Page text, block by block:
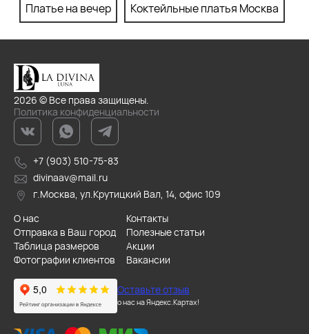
Платье на вечер Коктейльные платья Москва
2026 © Все права защищены.
Политика конфиденциальности
+7 (903) 510-75-83
divinaav@mail.ru
г.Москва, ул.Крутицкий Вал, 14, офис 109
О нас
Контакты
Отправка в Ваш город
Полезные статьи
Таблица размеров
Акции
Фотографии клиентов
Вакансии
Оставьте отзыв
о нас на Яндекс.Картах!